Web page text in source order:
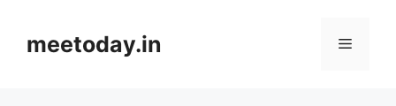
contentmeetoday.in Menu